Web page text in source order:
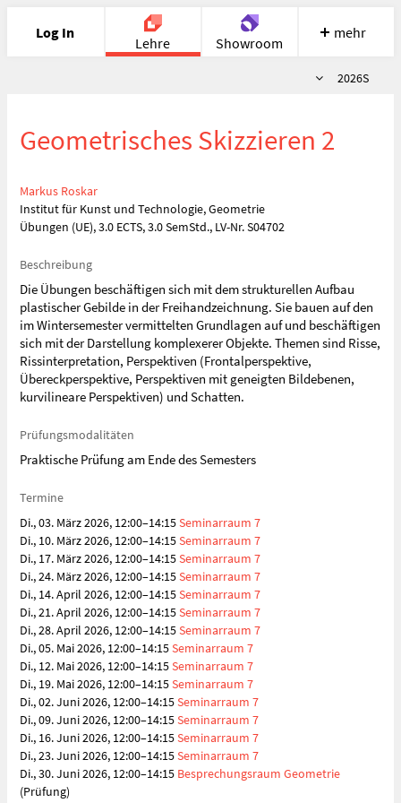
Log In
Lehre Showroom
Meet Recherche Hilfe
mehr
Semester
2026S
Geometrisches Skizzieren 2
Markus Roskar
Institut für Kunst und Technologie, Geometrie
Übungen (UE), 3.0 ECTS, 3.0 SemStd., LV-Nr. S04702
Beschreibung
Die Übungen beschäftigen sich mit dem strukturellen Aufbau
plastischer Gebilde in der Freihandzeichnung. Sie bauen auf den
im Wintersemester vermittelten Grundlagen auf und beschäftigen
sich mit der Darstellung komplexerer Objekte. Themen sind Risse,
Rissinterpretation, Perspektiven (Frontalperspektive,
Übereckperspektive, Perspektiven mit geneigten Bildebenen,
kurvilineare Perspektiven) und Schatten.
Prüfungsmodalitäten
Praktische Prüfung am Ende des Semesters
Termine
Di., 03. März 2026, 12:00–14:15Seminarraum 7
Di., 10. März 2026, 12:00–14:15Seminarraum 7
Di., 17. März 2026, 12:00–14:15Seminarraum 7
Di., 24. März 2026, 12:00–14:15Seminarraum 7
Di., 14. April 2026, 12:00–14:15Seminarraum 7
Di., 21. April 2026, 12:00–14:15Seminarraum 7
Di., 28. April 2026, 12:00–14:15Seminarraum 7
Di., 05. Mai 2026, 12:00–14:15Seminarraum 7
Di., 12. Mai 2026, 12:00–14:15Seminarraum 7
Di., 19. Mai 2026, 12:00–14:15Seminarraum 7
Di., 02. Juni 2026, 12:00–14:15Seminarraum 7
Di., 09. Juni 2026, 12:00–14:15Seminarraum 7
Di., 16. Juni 2026, 12:00–14:15Seminarraum 7
Di., 23. Juni 2026, 12:00–14:15Seminarraum 7
Di., 30. Juni 2026, 12:00–14:15 Besprechungsraum Geometrie
(Prüfung)